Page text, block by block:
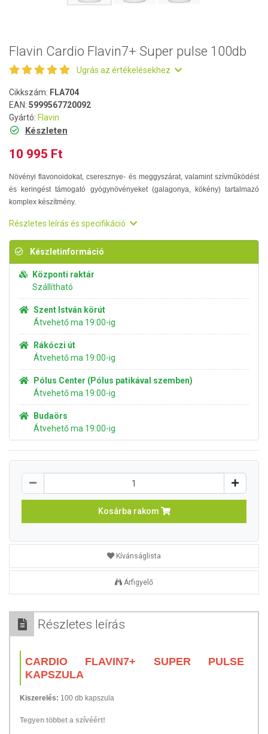
Flavin Cardio Flavin7+ Super pulse 100db
Ugrás az értékelésekhez
Cikkszám: FLA704
EAN: 5999567720092
Gyártó: Flavin
Készleten
10 995 Ft
Növényi flavonoidokat, cseresznye- és meggyszárat, valamint szívműködést
és keringést támogató gyógynövényeket (galagonya, kökény) tartalmazó
komplex készítmény.
Részletes leírás és specifikáció
Készletinformáció
Központi raktár
Szállítható
Szent István körút
Átvehető ma 19:00-ig
Rákóczi út
Átvehető ma 19:00-ig
Pólus Center (Pólus patikával szemben)
Átvehető ma 19:00-ig
Budaörs
Átvehető ma 19:00-ig
Kosárba rakom
Kívánságlista
Árfigyelő
Részletes leírás
CARDIO FLAVIN7+ SUPER PULSE
KAPSZULA
Kiszerelés: 100 db kapszula
Tegyen többet a szívéért!